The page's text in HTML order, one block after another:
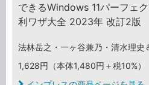
できるWindows 11パーフェ
利ワザ大全 2023年 改訂2版
法林岳之・一ヶ谷兼乃・清水理史
1,628円（本体1,480円＋税10%）